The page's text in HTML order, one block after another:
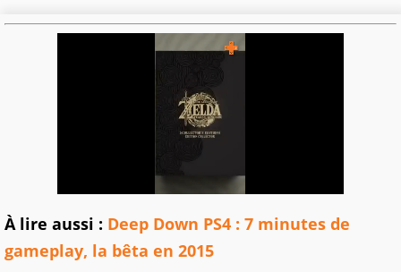
À lire aussi : Deep Down PS4 : 7 minutes de
gameplay, la bêta en 2015